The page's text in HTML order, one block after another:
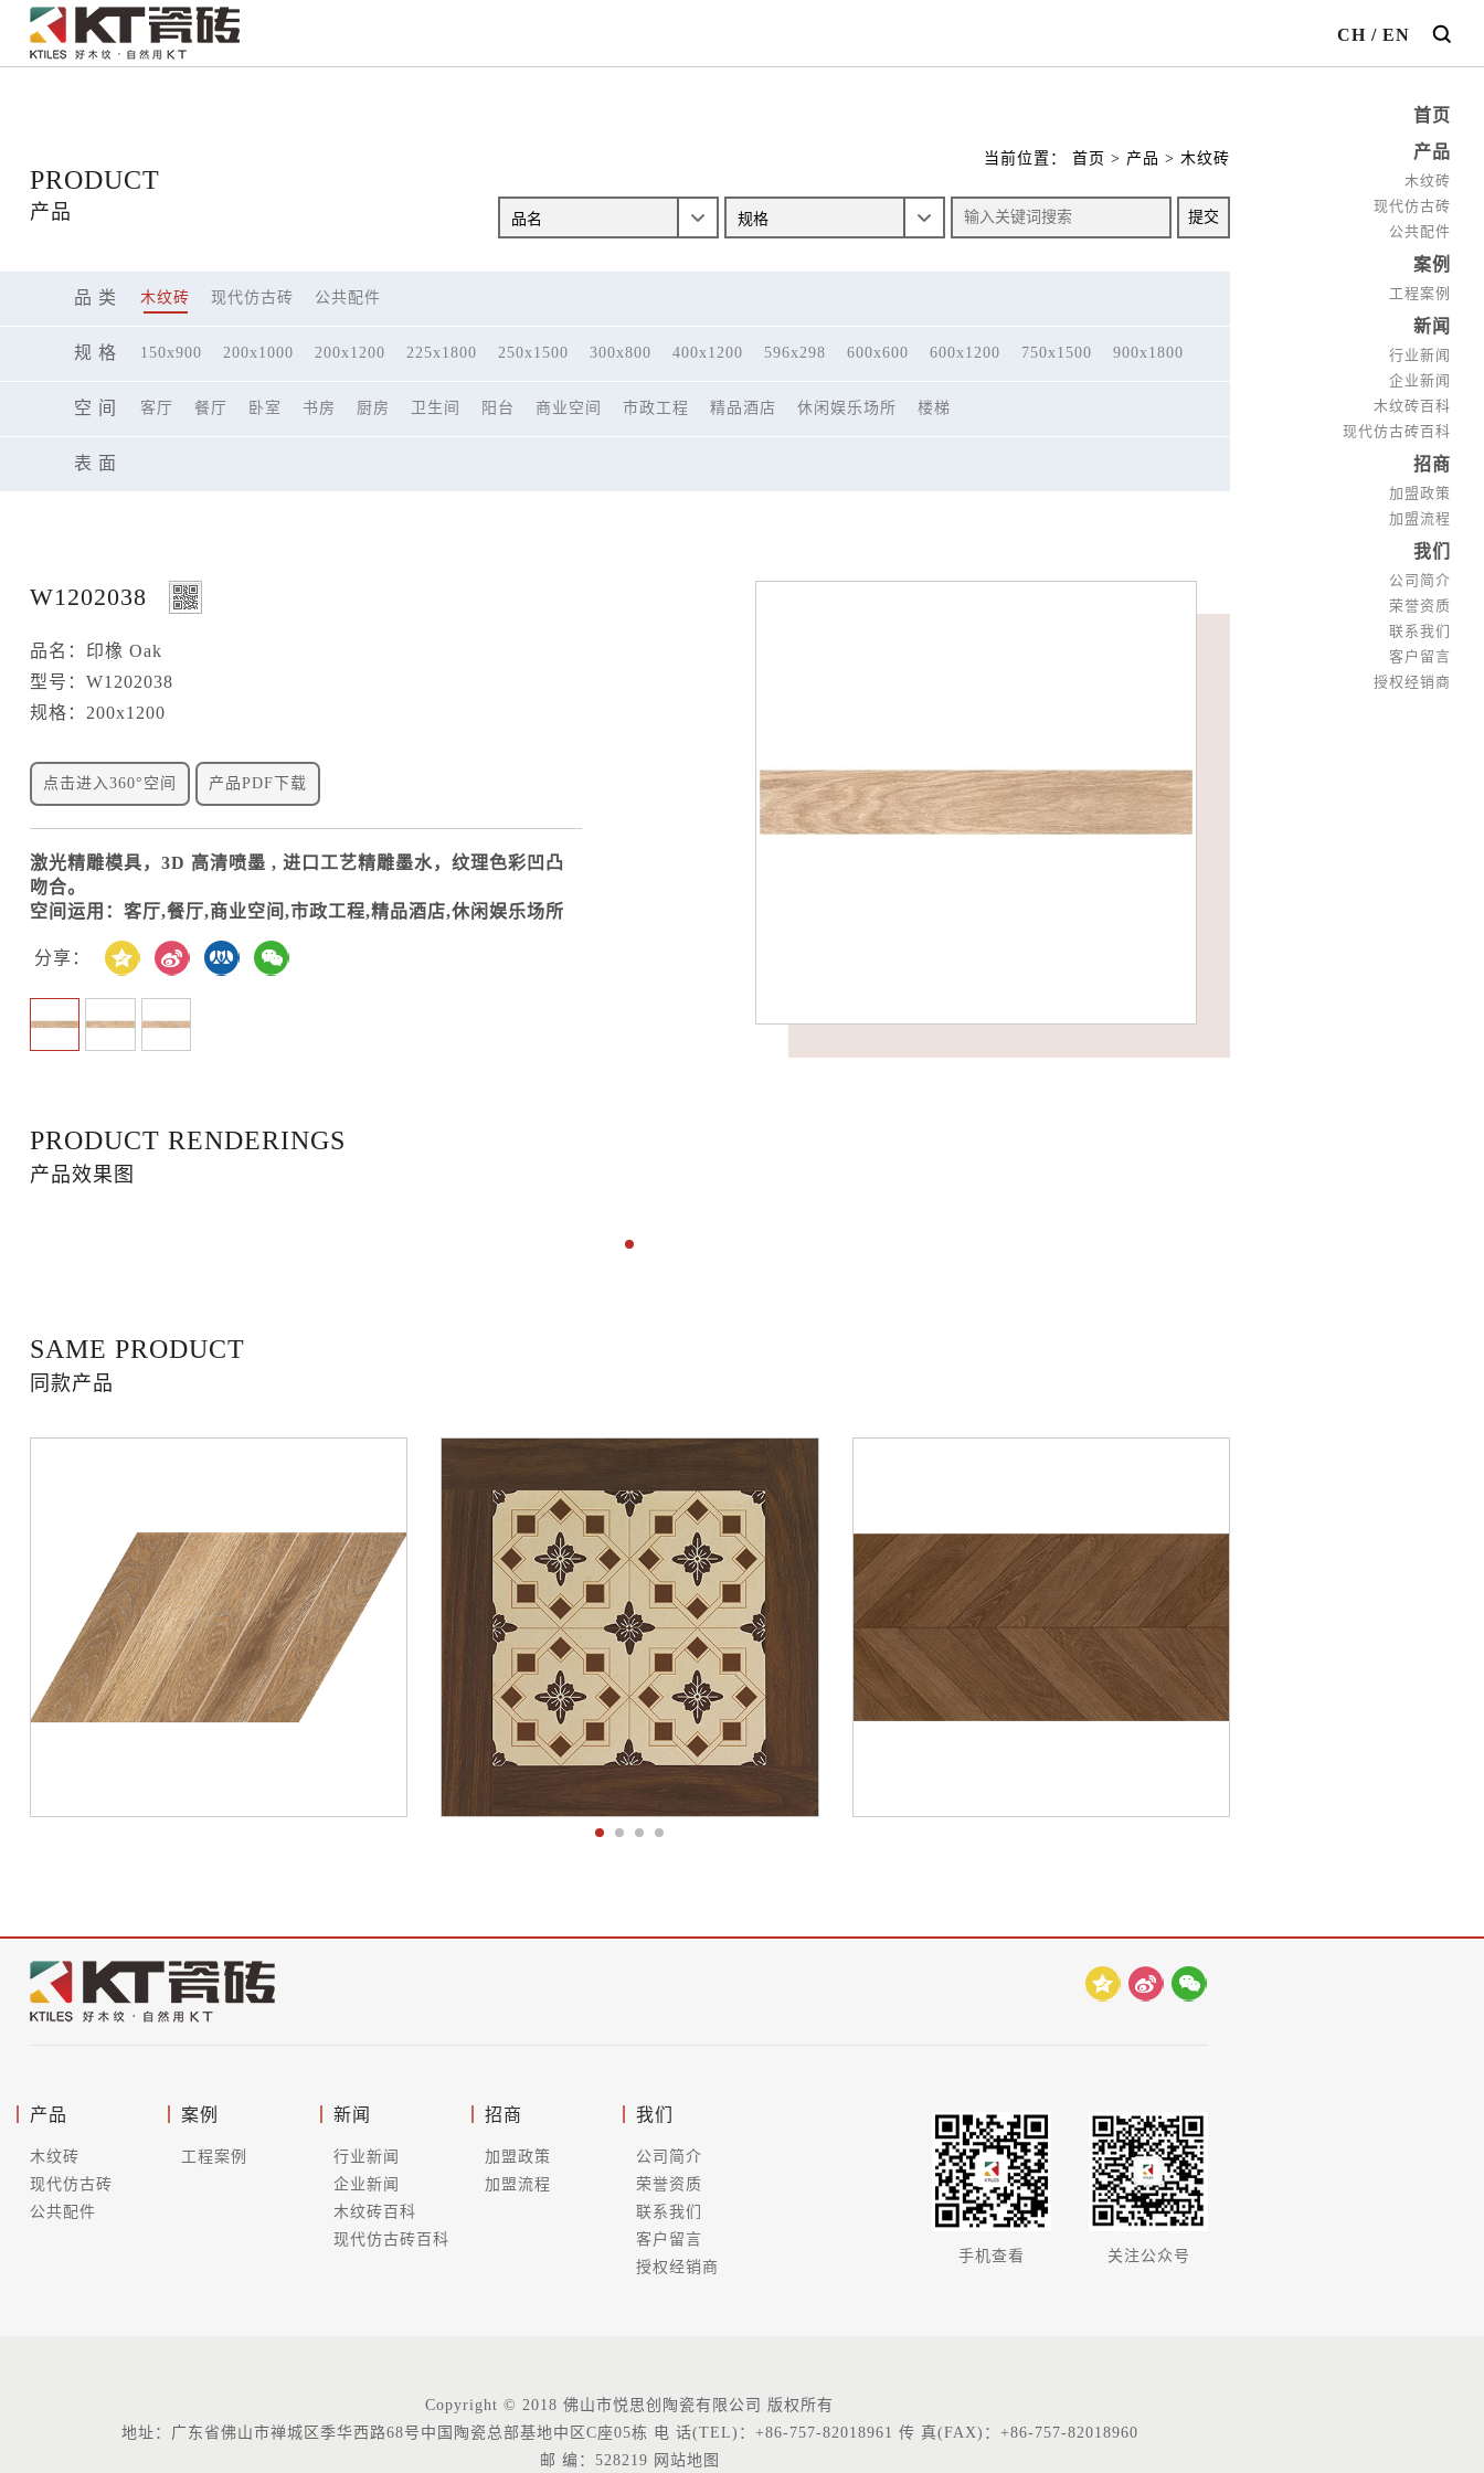
CH /EN
首页
产品
木纹砖
现代仿古砖
公共配件
案例
工程案例
新闻
行业新闻
企业新闻
木纹砖百科
现代仿古砖百科
招商
加盟政策
加盟流程
我们
公司简介
荣誉资质
联系我们
客户留言
授权经销商
PRODUCT
产品
当前位置： 首页 > 产品 > 木纹砖
品 类 木纹砖 现代仿古砖 公共配件
规 格 150x900 200x1000 200x1200 225x1800 250x1500 300x800 400x1200 596x298 600x600 600x1200 750x1500 900x1800
空 间 客厅 餐厅 卧室 书房 厨房 卫生间 阳台 商业空间 市政工程 精品酒店 休闲娱乐场所 楼梯
表 面
W1202038
品名：印橡 Oak
型号：W1202038
规格：200x1200
点击进入360°空间 产品PDF下载
激光精雕模具，3D 高清喷墨 , 进口工艺精雕墨水，纹理色彩凹凸
吻合。
空间运用：客厅,餐厅,商业空间,市政工程,精品酒店,休闲娱乐场所
分享：
PRODUCT RENDERINGS
产品效果图
SAME PRODUCT
同款产品
产品
木纹砖
现代仿古砖
公共配件
案例
工程案例
新闻
行业新闻
企业新闻
木纹砖百科
现代仿古砖百科
招商
加盟政策
加盟流程
我们
公司简介
荣誉资质
联系我们
客户留言
授权经销商
手机查看 关注公众号
Copyright © 2018 佛山市悦思创陶瓷有限公司 版权所有
地址：广东省佛山市禅城区季华西路68号中国陶瓷总部基地中区C座05栋 电 话(TEL)：+86-757-82018961 传 真(FAX)：+86-757-82018960
邮 编：528219 网站地图